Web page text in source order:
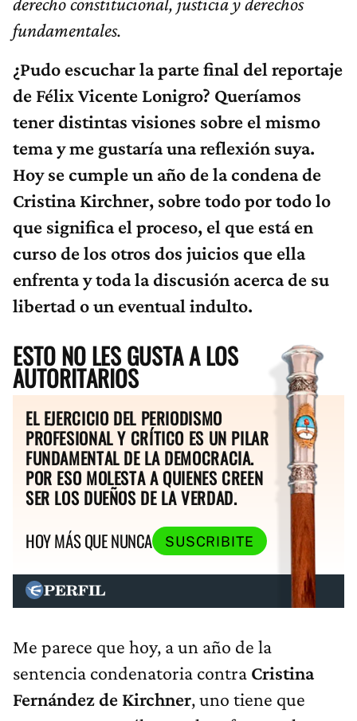
fundamentales.
¿Pudo escuchar la parte final del reportaje
de Félix Vicente Lonigro? Queríamos
tener distintas visiones sobre el mismo
tema y me gustaría una reflexión suya.
Hoy se cumple un año de la condena de
Cristina Kirchner, sobre todo por todo lo
que significa el proceso, el que está en
curso de los otros dos juicios que ella
enfrenta y toda la discusión acerca de su
libertad o un eventual indulto.
ESTO NO LES GUSTA A LOS
AUTORITARIOS
EL EJERCICIO DEL PERIODISMO
PROFESIONAL Y CRÍTICO ES UN PILAR
FUNDAMENTAL DE LA DEMOCRACIA.
POR ESO MOLESTA A QUIENES CREEN
SER LOS DUEÑOS DE LA VERDAD.
HOY MÁS QUE NUNCA
SUSCRIBITE
Me parece que hoy, a un año de la
sentencia condenatoria contra Cristina
Fernández de Kirchner, uno tiene que